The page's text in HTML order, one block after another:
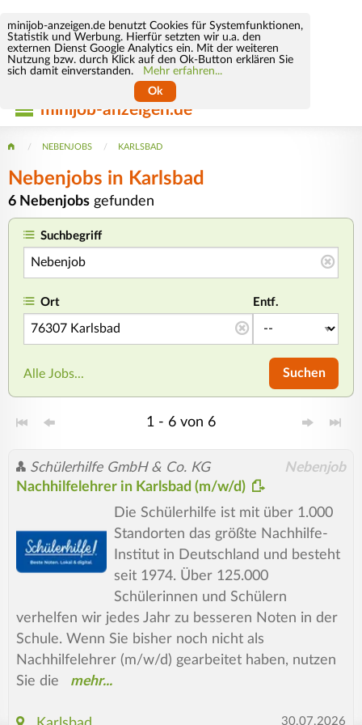
minijob-anzeigen.de benutzt Cookies für Systemfunktionen,
Statistik und Werbung. Hierfür setzten wir u.a. den
externen Dienst Google Analytics ein. Mit der weiteren
Nutzung bzw. durch Klick auf den Ok-Button erklären Sie
sich damit einverstanden.
Mehr erfahren...
Ok
minijob-anzeigen.de
NEBENJOBS KARLSBAD
Nebenjobs in Karlsbad
6 Nebenjobs gefunden
Suchbegriff
Ort Entf.
Alle Jobs... Suchen
1 - 6 von 6
Schülerhilfe GmbH & Co. KG Nebenjob
Nachhilfelehrer in Karlsbad (m/w/d)
Die Schülerhilfe ist mit über 1.000
Standorten das größte Nachhilfe-
Institut in Deutschland und besteht
seit 1974. Über 125.000
Schülerinnen und Schülern
verhelfen wir jedes Jahr zu besseren Noten in der
Schule. Wenn Sie bisher noch nicht als
Nachhilfelehrer (m/w/d) gearbeitet haben, nutzen
Sie die
30.07.2026